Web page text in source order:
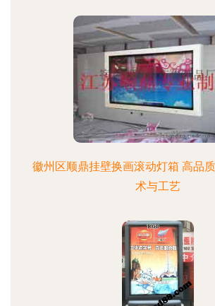
徽州区顺鼎挂壁换画滚动灯箱 高品
术与工艺